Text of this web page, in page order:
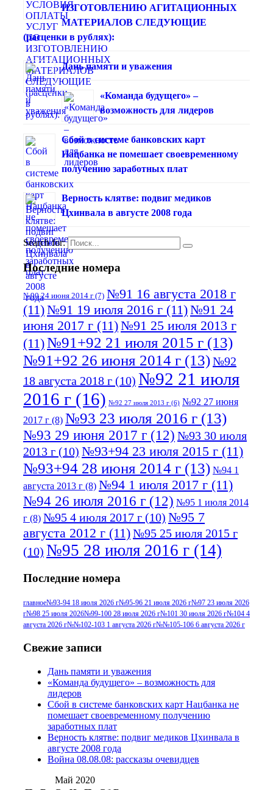
ИЗГОТОВЛЕНИЮ АГИТАЦИОННЫХ
МАТЕРИАЛОВ СЛЕДУЮЩИЕ
(расценки в рублях):
Дань памяти и уважения
«Команда будущего» –
возможность для лидеров
Сбой в системе банковских карт
Нацбанка не помешает своевременному
получению заработных плат
Верность клятве: подвиг медиков
Цхинвала в августе 2008 года
Search for:
Последние номера
№90 24 июня 2014 г (7) №91 16 августа 2018 г
(11)№91 19 июля 2016 г (11)№91 24
июня 2017 г (11)№91 25 июля 2013 г
(11)№91+92 21 июля 2015 г (13)
№91+92 26 июня 2014 г (13)№92
18 августа 2018 г (10) №92 21 июля
2016 г (16) №92 27 июля 2013 г (6) №92 27 июня
2017 г (8) №93 23 июля 2016 г (13)
№93 29 июня 2017 г (12) №93 30 июля
2013 г (10) №93+94 23 июля 2015 г (11)
№93+94 28 июня 2014 г (13) №94 1
августа 2013 г (8) №94 1 июля 2017 г (11)
№94 26 июля 2016 г (12) №95 1 июля 2014
г (8) №95 4 июля 2017 г (10) №95 7
августа 2012 г (11)№95 25 июля 2015 г
(10) №95 28 июля 2016 г (14)
июля 2017 г(11)№96 9 августа 2012
г(13) №96 28 июля 2015 г(9) №96+97 3
июля 2014 г(10)№96+97 30 июля
июля 2017 г
2012 г(15)№97 30 июля 2015 г
(15)№98 1 августа 2015 г
августа 2016 г(10)№98 5 июля 2014 г(10)
№98 8 августа 2013 г
августа 2012 г(14)
2017 г(9)
№99 4 августа
2016 г(12) №99 8 июля 2014 г
Последние номера
главное№93-94 18 июля 2026 г№95-96 21 июля 2026 г№97 23 июля 2026
г№98 25 июля 2026№99-100 28 июля 2026 г№101 30 июля 2026 г№104 4
августа 2026 г№№102-103 1 августа 2026 г№№105-106 6 августа 2026 г
Свежие записи
Дань памяти и уважения
«Команда будущего» – возможность для
лидеров
Сбой в системе банковских карт Нацбанка не
помешает своевременному получению
заработных плат
Верность клятве: подвиг медиков Цхинвала в
августе 2008 года
Война 08.08.08: рассказы очевидцев
Май 2020